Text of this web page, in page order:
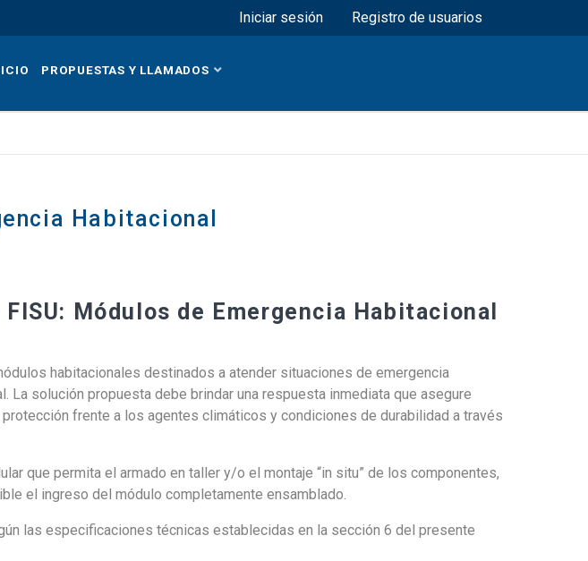
Menú superior
Iniciar sesión Registro de usuarios
PROPUESTAS Y LLAMADOS
Habitacional
Módulos de Emergencia Habitacional
habitacionales destinados a atender situaciones de emergencia
La solución propuesta debe brindar una respuesta inmediata que asegure
frente a los agentes climáticos y condiciones de durabilidad a través
que permita el armado en taller y/o el montaje “in situ” de los componentes,
el ingreso del módulo completamente ensamblado.
las especificaciones técnicas establecidas en la sección 6 del presente